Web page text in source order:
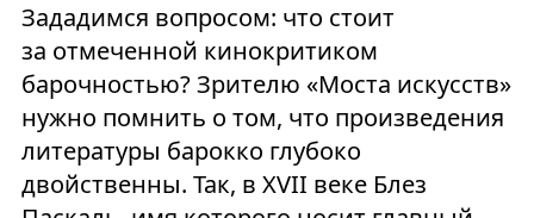
Зададимся вопросом: что стоит
за отмеченной кинокритиком
барочностью? Зрителю «Моста искусств»
нужно помнить о том, что произведения
литературы барокко глубоко
двойственны. Так, в XVII веке Блез